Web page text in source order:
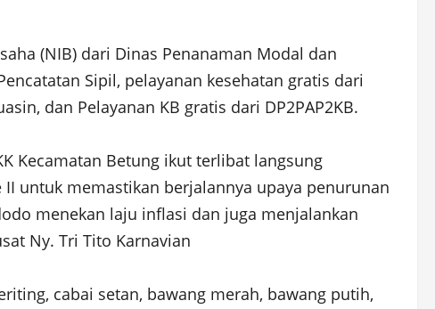
(NIB) dari Dinas Penanaman Modal dan
Sipil, pelayanan kesehatan gratis dari
dan Pelayanan KB gratis dari DP2PAP2KB.
Kecamatan Betung ikut terlibat langsung
untuk memastikan berjalannya upaya penurunan
menekan laju inflasi dan juga menjalankan
Ny. Tri Tito Karnavian
cabai setan, bawang merah, bawang putih,